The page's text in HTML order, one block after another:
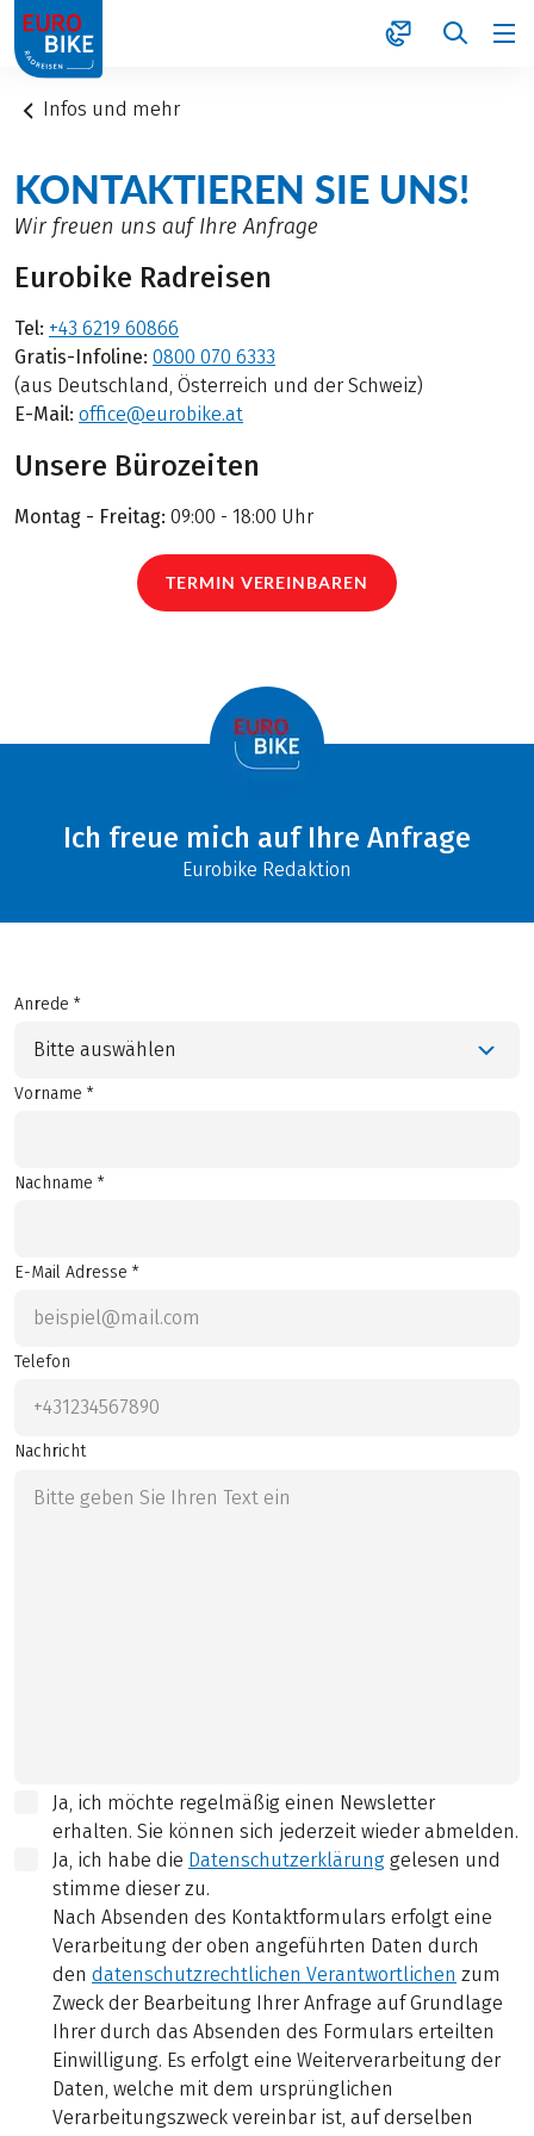
1
Infos und mehr
KONTAKTIEREN SIE UNS!
Wir freuen uns auf Ihre Anfrage
Eurobike Radreisen
Tel: +43 6219 60866
Gratis-Infoline: 0800 070 6333
(aus Deutschland, Österreich und der Schweiz)
E-Mail: office@eurobike.at
Unsere Bürozeiten
Montag - Freitag: 09:00 - 18:00 Uhr
TERMIN VEREINBAREN
Ich freue mich auf Ihre Anfrage
Eurobike Redaktion
Anrede *
Bitte auswählen
Vorname *
Nachname *
E-Mail Adresse *
Telefon
Nachricht
Ja, ich möchte regelmäßig einen Newsletter
erhalten. Sie können sich jederzeit wieder abmelden.
Ja, ich habe die Datenschutzerklärung gelesen und
stimme dieser zu.
Nach Absenden des Kontaktformulars erfolgt eine
Verarbeitung der oben angeführten Daten durch
den datenschutzrechtlichen Verantwortlichen zum
Zweck der Bearbeitung Ihrer Anfrage auf Grundlage
Ihrer durch das Absenden des Formulars erteilten
Einwilligung. Es erfolgt eine Weiterverarbeitung der
Daten, welche mit dem ursprünglichen
Verarbeitungszweck vereinbar ist, auf derselben